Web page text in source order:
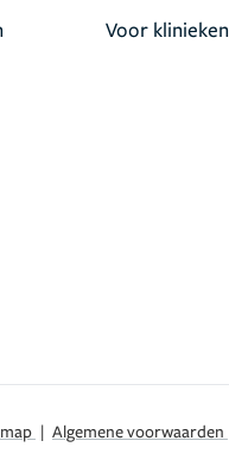
Voor klinieken
| Algemene voorwaarden